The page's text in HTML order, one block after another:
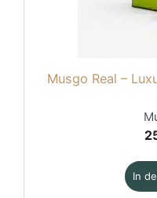
Musgo Real –
In